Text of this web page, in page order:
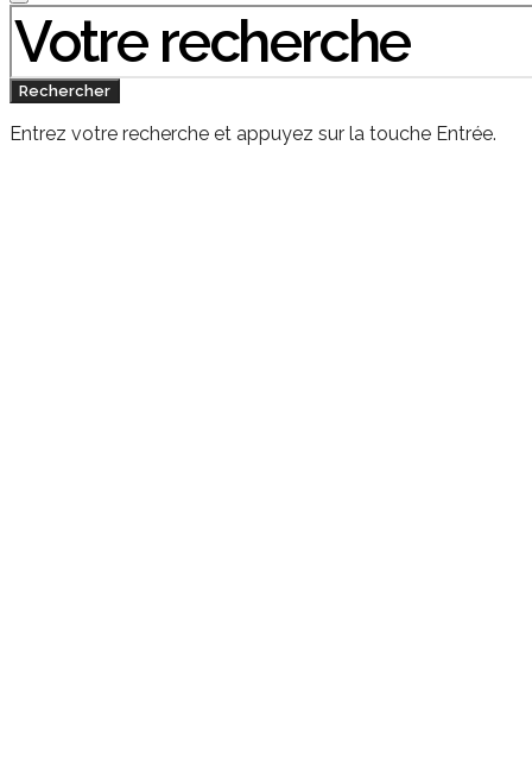
Chercher
Rechercher
Entrez votre recherche et appuyez sur la touche Entrée.